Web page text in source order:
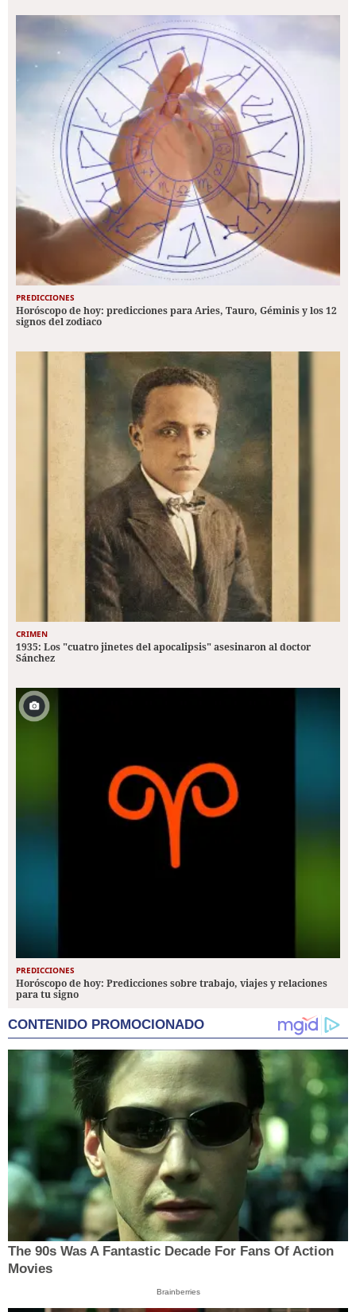
PREDICCIONES
Horóscopo de hoy: predicciones para Aries, Tauro, Géminis y los 12
signos del zodiaco
CRIMEN
1935: Los "cuatro jinetes del apocalipsis" asesinaron al doctor
Sánchez
PREDICCIONES
Horóscopo de hoy: Predicciones sobre trabajo, viajes y relaciones
para tu signo
CONTENIDO PROMOCIONADO
The 90s Was A Fantastic Decade For Fans Of Action
Movies
Brainberries